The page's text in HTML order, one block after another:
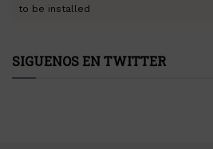
to be installed
SIGUENOS EN TWITTER